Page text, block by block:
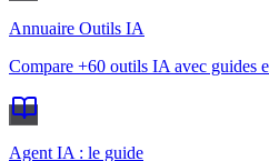
Annuaire Outils IA
Compare +60 outils IA avec guides
Agent IA : le guide